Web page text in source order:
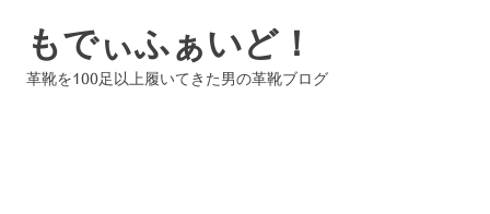
もでぃふぁいど！
革靴を100足以上履いてきた男の革靴ブログ